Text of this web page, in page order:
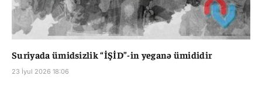
Suriyada ümidsizlik “İŞİD”-in yeganə ümididir
23 İyul 2026 18:06